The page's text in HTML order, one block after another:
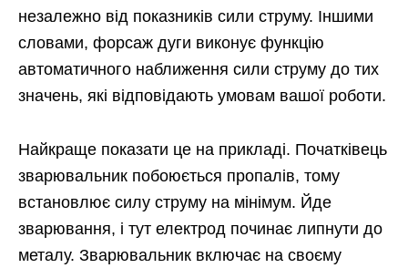
незалежно від показників сили струму. Іншими
словами, форсаж дуги виконує функцію
автоматичного наближення сили струму до тих
значень, які відповідають умовам вашої роботи.
Найкраще показати це на прикладі. Початківець
зварювальник побоюється пропалів, тому
встановлює силу струму на мінімум. Йде
зварювання, і тут електрод починає липнути до
металу. Зварювальник включає на своєму